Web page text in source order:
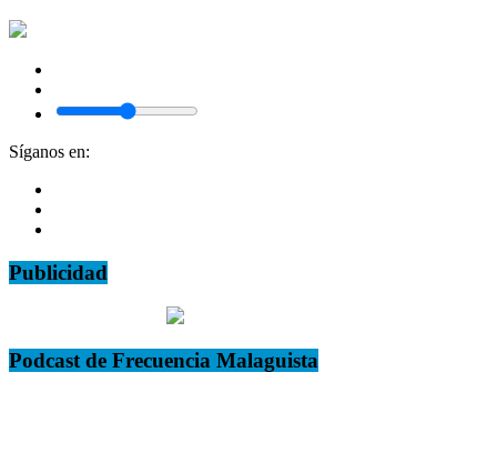
Síganos en:
Publicidad
Podcast de Frecuencia Malaguista